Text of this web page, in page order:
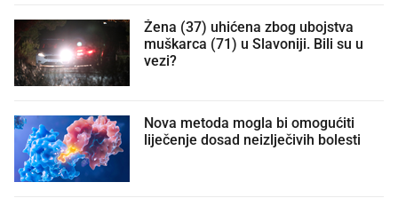
Žena (37) uhićena zbog ubojstva
muškarca (71) u Slavoniji. Bili su u
vezi?
Nova metoda mogla bi omogućiti
liječenje dosad neizlječivih bolesti